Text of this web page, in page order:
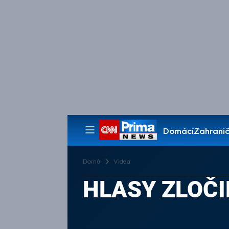
Domácí
Pořady
Domů Videa
HLASY